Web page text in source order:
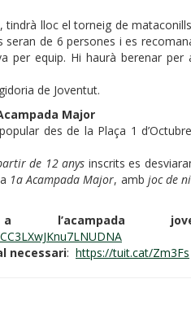
tindrà lloc el torneig de
de 6 persones i es
per equip. Hi haurà berenar per
de Joventut.
Major
des de la Plaça 1
de 12 anys inscrits es
1a Acampada Major, amb joc de
l’acampada
necessari: https://tuit.cat/Zm3Fs